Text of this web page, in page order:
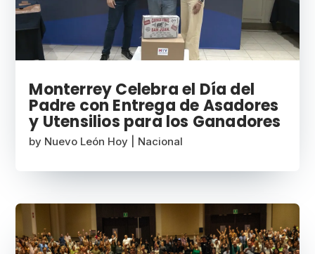
Monterrey Celebra el Día del
Padre con Entrega de Asadores
y Utensilios para los Ganadores
by Nuevo León Hoy Nacional